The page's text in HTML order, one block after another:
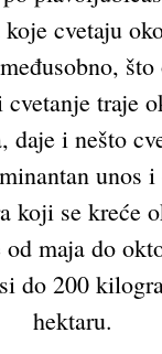
cvetaju
što
traje
daje i nešto
unos
koji se kreće
maja do
do 200
hektaru.